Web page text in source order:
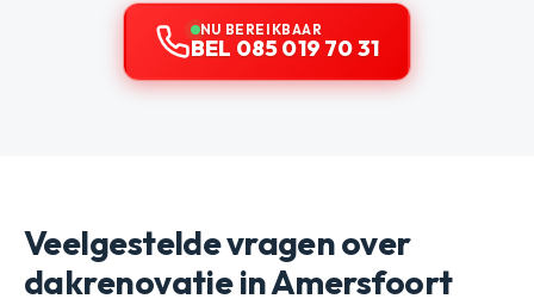
NU BEREIKBAAR
BEL 085 019 70 31
Veelgestelde vragen over
dakrenovatie in Amersfoort